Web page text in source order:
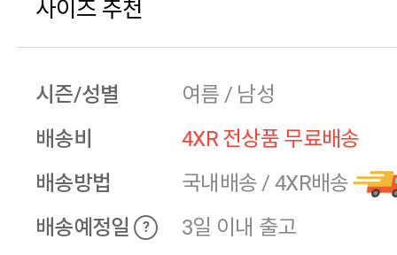
사이즈 추천
시즌/성별
여름 / 남성
배송비
4XR 전상품 무료배송
배송방법
국내배송 / 4XR배송
배송예정일
?
3일 이내 출고